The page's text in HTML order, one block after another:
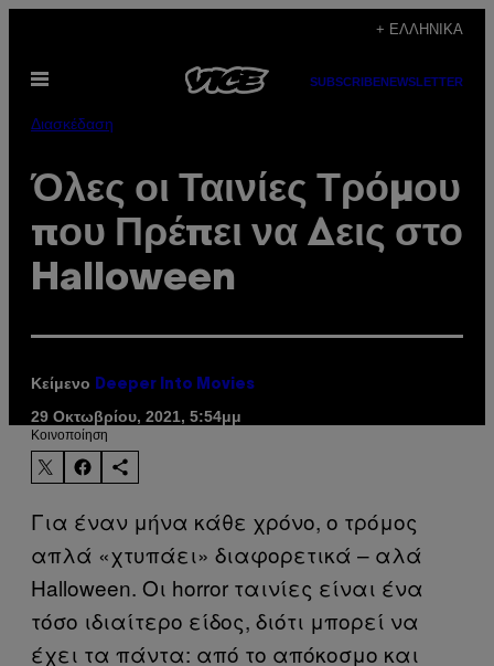
περιεχόμενο
+ ΕΛΛΗΝΙΚΆ
Ανοίξτε
SUBSCRIBENEWSLETTER
Διασκέδαση
Όλες οι Ταινίες Τρόμου
που Πρέπει να Δεις στο
Halloween
Κείμενο Deeper Into Movies
29 Οκτωβρίου, 2021, 5:54μμ
Kοινοποίηση
Για έναν μήνα κάθε χρόνο, ο τρόμος
απλά «χτυπάει» διαφορετικά – αλά
Halloween. Οι horror ταινίες είναι ένα
τόσο ιδιαίτερο είδος, διότι μπορεί να
έχει τα πάντα: από το απόκοσμο και